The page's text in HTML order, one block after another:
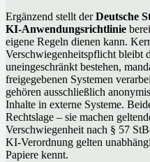
Ergänzend stellt derDeutsche
KI-Anwendungsrichtlinie
eigene Regeln dienen kann.
Verschwiegenheitspflicht bleibt
uneingeschränkt bestehen,
freigegebenen Systemen
gehören ausschließlich
Inhalte in externe Systeme.
Rechtslage – sie machen
Verschwiegenheit nach § 57
KI-Verordnung gelten
Papiere kennt.